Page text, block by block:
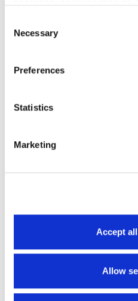
Policy. The cookie settings
Selection
Necessary
Preferences
Statistics
Marketing
Accept
Allow
• Modello: FIG. 22
TI SERVONO
PRODOTTO?
-11%